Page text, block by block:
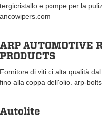
tergicristallo e pompe per la
ancowipers.com
ARP AUTOMOTIVE
PRODUCTS
Fornitore di viti di alta qualità
fino alla coppa dell'olio. arp-
Autolite